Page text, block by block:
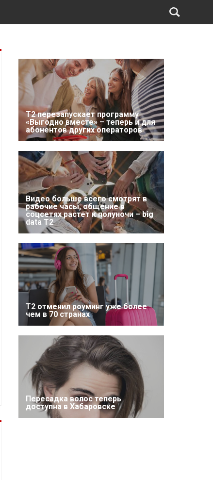
Т2 перезапускает программу
«Выгодно вместе» – теперь и для
абонентов других операторов
Видео больше всего смотрят в
рабочие часы, общение в
соцсетях растет к полуночи – big
data T2
Т2 отменил роуминг уже более
чем в 70 странах
Пересадка волос теперь
доступна в Хабаровске